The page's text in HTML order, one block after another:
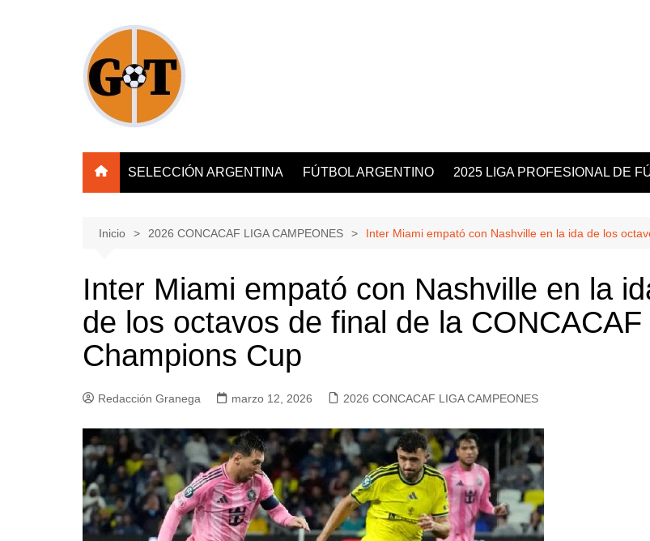
SELECCIÓN ARGENTINA FÚTBOL ARGENTINO 2025 LIGA PROFESIONAL DE
Inicio 2026 CONCACAF LIGA CAMPEONES Inter Miami empató con Nashville en la ida de los
Inter Miami empató con Nashville en la
de los octavos de final de la CONCACAF
Champions Cup
Redacción Granega marzo 12, 2026 2026 CONCACAF LIGA CAMPEONES